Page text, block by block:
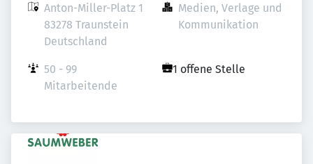
Anton-Miller-Platz 1
83278 Traunstein
Deutschland
Medien, Verlage und
Kommunikation
50 - 99
Mitarbeitende
1 offene Stelle